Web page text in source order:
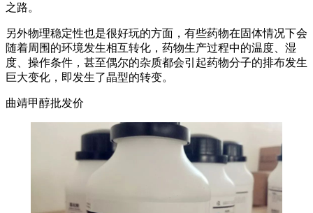
之路。
另外物理稳定性也是很好玩的方面，有些药物在固体情况下会
随着周围的环境发生相互转化，药物生产过程中的温度、湿
度、操作条件，甚至偶尔的杂质都会引起药物分子的排布发生
巨大变化，即发生了晶型的转变。
曲靖甲醇批发价